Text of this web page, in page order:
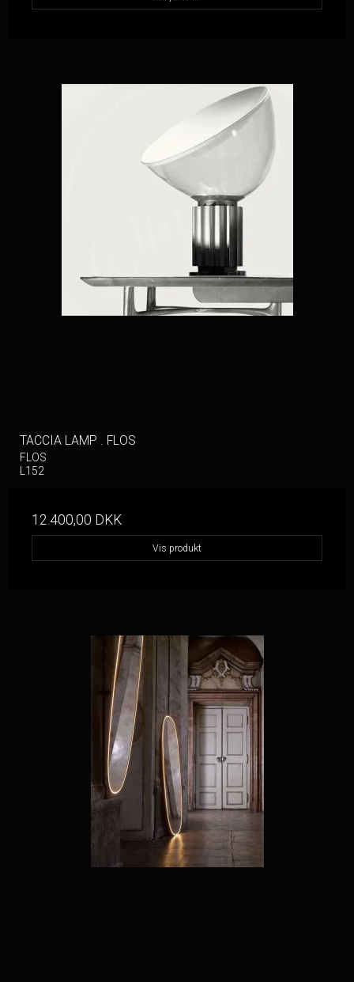
TACCIA LAMP . FLOS
FLOS
L152
12.400,00 DKK
Vis produkt